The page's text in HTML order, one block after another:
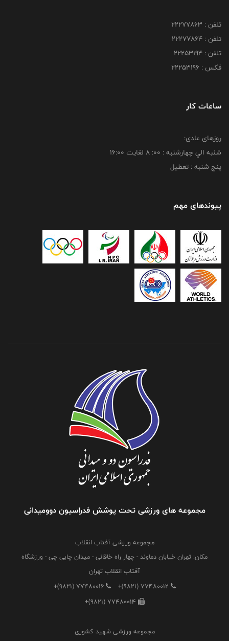
تلفن : 22277863
تلفن : 22277864
تلفن : 22253194
فکس : 22253196
ساعات کار
روزهای عادی:
شنبه الي چهارشنبه : 00: 8 لغايت 16:00
پنج شنبه : تعطیل
پیوندهای مهم
مجموعه های ورزشی تحت پوشش فدراسیون دوومیدانی
مجموعه ورزشی آفتاب انقلاب
مکان: تهران خیابان دماوند - چهار راه خاقانی - میدان چایی چی - ورزشگاه
آفتاب انقلاب تهران
+(9821) 77480012
+(9821) 77480016
+(9821) 77480014
مجموعه ورزشی شهید کشوری